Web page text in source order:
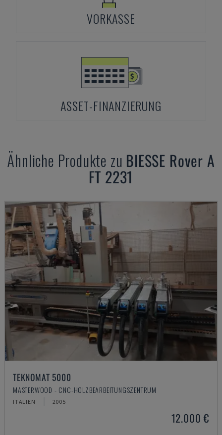
VORKASSE
ASSET-FINANZIERUNG
Ähnliche Produkte zu BIESSE Rover A
FT 2231
TEKNOMAT 5000
MASTERWOOD - CNC-HOLZBEARBEITUNGSZENTRUM
ITALIEN 2005
12.000 €